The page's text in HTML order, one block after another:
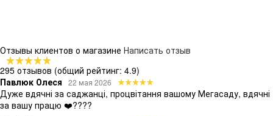
Отзывы клиентов о магазине Написать отзыв
295 отзывов (общий рейтинг: 4.9)
Павлюк Олеся
22 мая 2026
Дуже вдячні за саджанці, процвітання вашому Мегасаду, вдячні
за вашу працю ❤️????